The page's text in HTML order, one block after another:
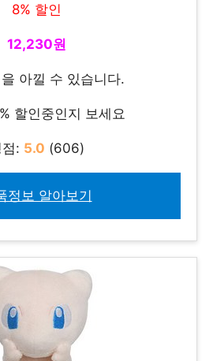
8% 할인
12,230원
아낄 수 있습니다.
할인중인지 보세요
: 5.0 (606)
정보 알아보기